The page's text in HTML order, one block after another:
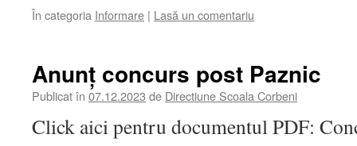
În categoria Informare | Lasă un comentariu
Anunț concurs post Paznic
Publicat în 07.12.2023 de Directiune Scoala Corbeni
Click aici pentru documentul PDF: